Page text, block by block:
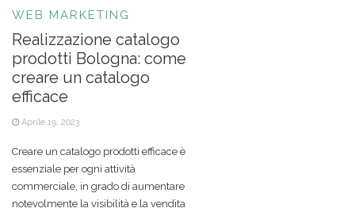
WEB MARKETING
Realizzazione catalogo
prodotti Bologna: come
creare un catalogo
efficace
Aprile 19, 2023
Creare un catalogo prodotti efficace è
essenziale per ogni attività
commerciale, in grado di aumentare
notevolmente la visibilità e la vendita